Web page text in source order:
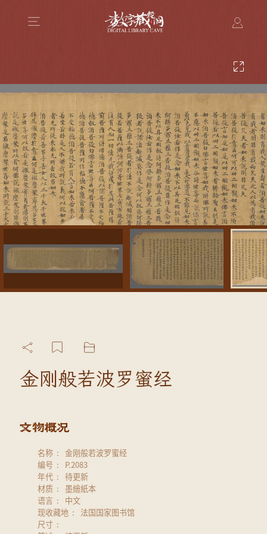
金刚般若波罗蜜经
名称
金刚般若波罗蜜经
编号
P.2083
年代
待更新
材质
墨繪紙本
语言
中文
现收藏地
法国国家图书馆
尺寸